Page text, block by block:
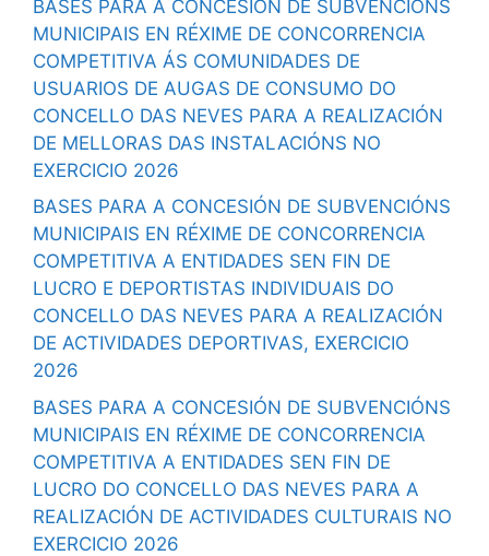
BASES PARA A CONCESIÓN DE SUBVENCIÓNS
MUNICIPAIS EN RÉXIME DE CONCORRENCIA
COMPETITIVA ÁS COMUNIDADES DE
USUARIOS DE AUGAS DE CONSUMO DO
CONCELLO DAS NEVES PARA A REALIZACIÓN
DE MELLORAS DAS INSTALACIÓNS NO
EXERCICIO 2026
BASES PARA A CONCESIÓN DE SUBVENCIÓNS
MUNICIPAIS EN RÉXIME DE CONCORRENCIA
COMPETITIVA A ENTIDADES SEN FIN DE
LUCRO E DEPORTISTAS INDIVIDUAIS DO
CONCELLO DAS NEVES PARA A REALIZACIÓN
DE ACTIVIDADES DEPORTIVAS, EXERCICIO
2026
BASES PARA A CONCESIÓN DE SUBVENCIÓNS
MUNICIPAIS EN RÉXIME DE CONCORRENCIA
COMPETITIVA A ENTIDADES SEN FIN DE
LUCRO DO CONCELLO DAS NEVES PARA A
REALIZACIÓN DE ACTIVIDADES CULTURAIS NO
EXERCICIO 2026